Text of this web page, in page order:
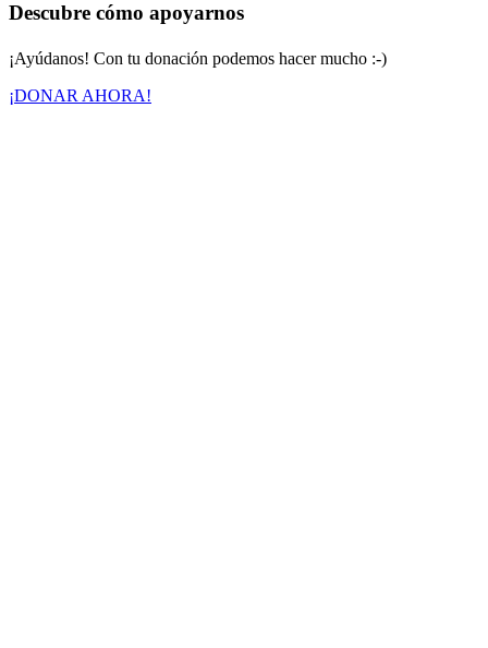
Descubre cómo apoyarnos
¡Ayúdanos! Con tu donación podemos hacer mucho :-)
¡DONAR AHORA!